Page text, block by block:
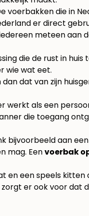
die in
er direct
meteen aan
die de rust in
wie wat eet.
dat van zijn
werkt als een
bijvoorbeeld aan
mag. Eenvoerbak
en een speels
er ook voor dat